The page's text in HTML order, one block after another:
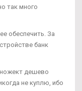
так много
обеспечить. За
банк
дешево
не куплю, ибо